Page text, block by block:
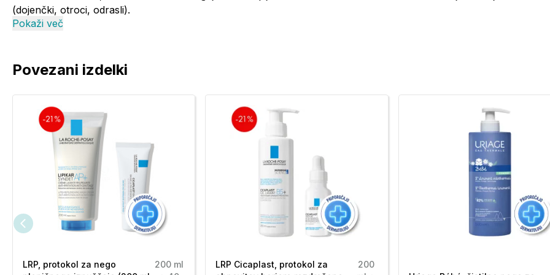
(dojenčki, otroci, odrasli).
Emolientno čistilno olje se nežno speni, zlahka spere s površine kože in ne peče oči. Za popolno
Nežno odišavljeno.
Uporaba A-Derma Exomega Control emolientnega olja:
A-Derma Exomega Control emolientno čistilno olje za tuširanje in kopanje.
Lahko se uporablja tudi za umivanje zunanjih intimnih predelov.
Nanesite na mokro kožo, sperite in osušite brez drgnjenja.
Če izdelek pride v stik z očmi, jih sperite s čisti vodo.
Opozorila:
Sestavine (INCI):
Pokaži več
Povezani izdelki
LRP, protokol za nego
200 ml
LRP Cicaplast, protokol za
200